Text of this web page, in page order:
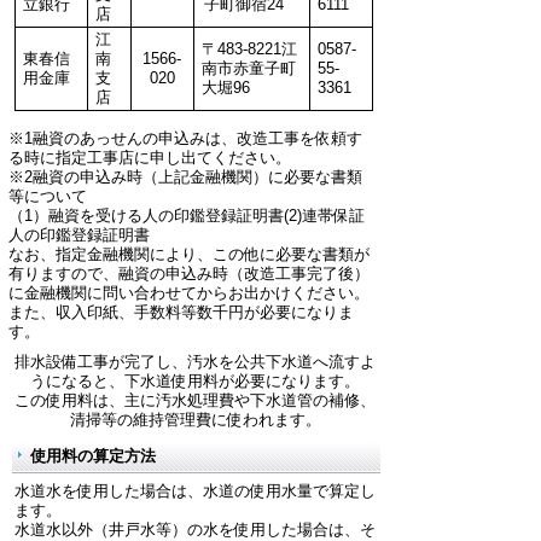
立銀行
店
子町御宿24 6111
東春信
用金庫
江
南
支
店
1566-
020
〒483-8221江
南市赤童子町
大堀96
0587-
55-
3361
※1融資のあっせんの申込みは、改造工事を依頼す
る時に指定工事店に申し出てください。
※2融資の申込み時（上記金融機関）に必要な書類
等について
（1）融資を受ける人の印鑑登録証明書(2)連帯保証
人の印鑑登録証明書
なお、指定金融機関により、この他に必要な書類が
有りますので、融資の申込み時（改造工事完了後）
に金融機関に問い合わせてからお出かけください。
また、収入印紙、手数料等数千円が必要になりま
す。
排水設備工事が完了し、汚水を公共下水道へ流すよ
うになると、下水道使用料が必要になります。
この使用料は、主に汚水処理費や下水道管の補修、
清掃等の維持管理費に使われます。
使用料の算定方法
水道水を使用した場合は、水道の使用水量で算定し
ます。
水道水以外（井戸水等）の水を使用した場合は、そ